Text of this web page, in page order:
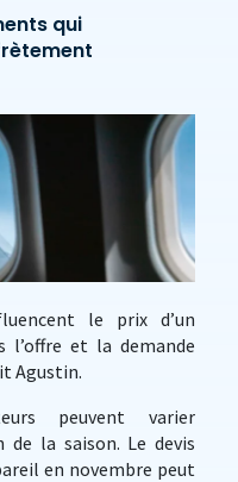
qui
le prix d’un
l’offre et la demande
Agustin.
peuvent varier
la saison. Le devis
en novembre peut